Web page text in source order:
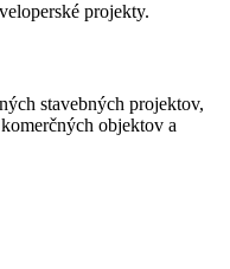
projekty.
stavebných projektov,
objektov a